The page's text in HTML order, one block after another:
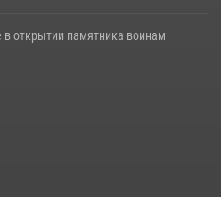
в открытии памятника воинам